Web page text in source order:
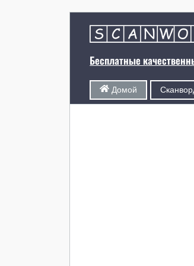
Бесплатные
Домой